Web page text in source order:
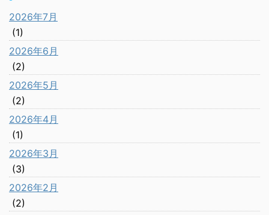
2026年7月
(1)
2026年6月
(2)
2026年5月
(2)
2026年4月
(1)
2026年3月
(3)
2026年2月
(2)